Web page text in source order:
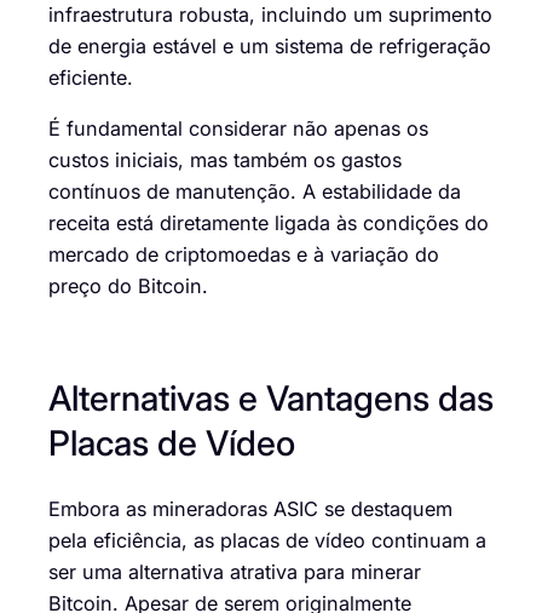
infraestrutura robusta, incluindo um suprimento
de energia estável e um sistema de refrigeração
eficiente.
É fundamental considerar não apenas os
custos iniciais, mas também os gastos
contínuos de manutenção. A estabilidade da
receita está diretamente ligada às condições do
mercado de criptomoedas e à variação do
preço do Bitcoin.
Alternativas e Vantagens das
Placas de Vídeo
Embora as mineradoras ASIC se destaquem
pela eficiência, as placas de vídeo continuam a
ser uma alternativa atrativa para minerar
Bitcoin. Apesar de serem originalmente